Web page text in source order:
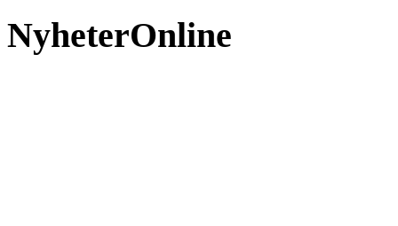
NyheterOnline